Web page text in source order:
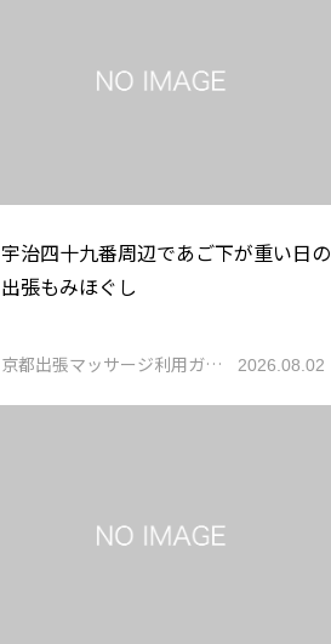
宇治四十九番周辺であご下が重い日の
出張もみほぐし
京都出張マッサージ利用ガ… 2026.08.02